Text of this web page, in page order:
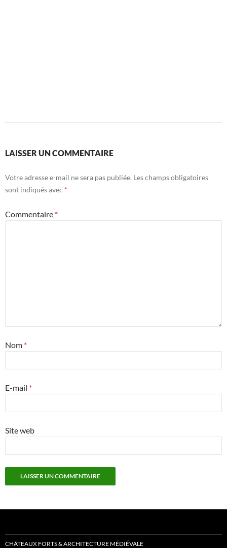
LAISSER UN COMMENTAIRE
Votre adresse e-mail ne sera pas publiée. Les champs obligatoires
sont indiqués avec *
Commentaire *
Nom *
E-mail *
Site web
CHÂTEAUX FORTS & ARCHITECTURE MÉDIÉVALE